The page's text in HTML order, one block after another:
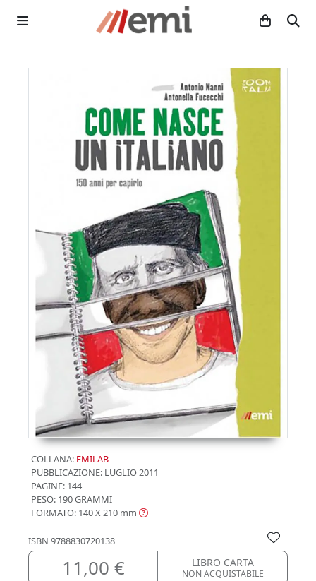
COLLANA: EMILAB
PUBBLICAZIONE: LUGLIO 2011
PAGINE: 144
PESO: 190 GRAMMI
FORMATO: 140 X 210 mm
ISBN 9788830720138
11,00 € LIBRO CARTA
NON ACQUISTABILE